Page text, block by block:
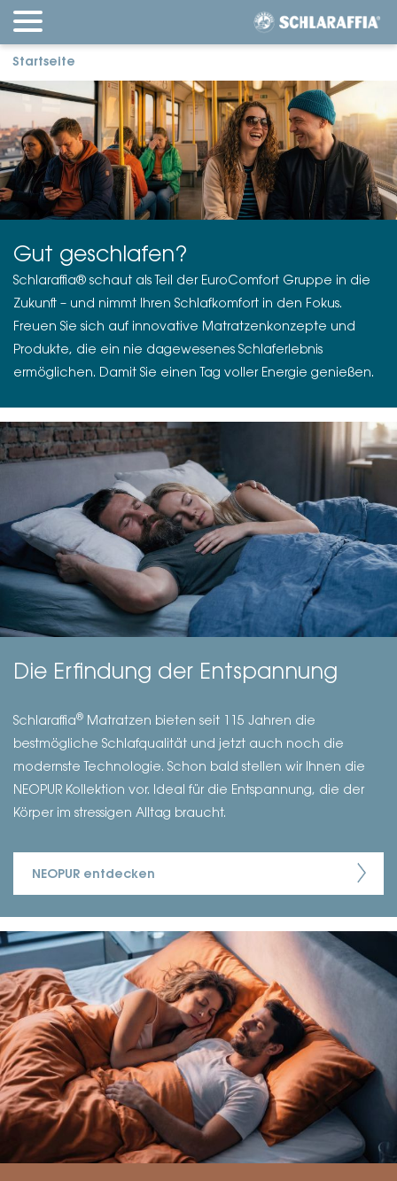
Startseite
Gut geschlafen?
Schlaraffia® schaut als Teil der EuroComfort Gruppe in die
Zukunft – und nimmt Ihren Schlafkomfort in den Fokus.
Freuen Sie sich auf innovative Matratzenkonzepte und
Produkte, die ein nie dagewesenes Schlaferlebnis
ermöglichen. Damit Sie einen Tag voller Energie genießen.
Die Erfindung der Entspannung
Schlaraffia® Matratzen bieten seit 115 Jahren die
bestmögliche Schlafqualität und jetzt auch noch die
modernste Technologie. Schon bald stellen wir Ihnen die
NEOPUR Kollektion vor. Ideal für die Entspannung, die der
Körper im stressigen Alltag braucht.
NEOPUR entdecken